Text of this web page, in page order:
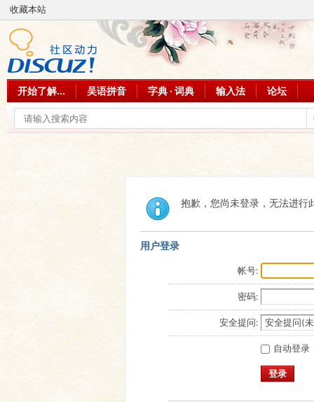
收藏本站
开始了解... 吴语拼音 字典 · 词典 输入法 论坛
抱歉，您尚未登录，无法进行
用户登录
帐号:
密码:
安全提问:
自动登录
登录